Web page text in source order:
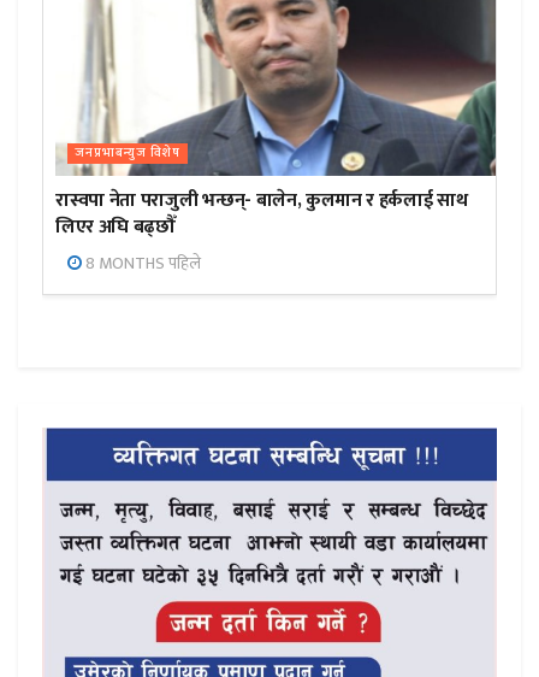
जनप्रभाबन्युज विशेष
रास्वपा नेता पराजुली भन्छन्- बालेन, कुलमान र हर्कलाई साथ
लिएर अघि बढ्छौँ
8 MONTHS पहिले